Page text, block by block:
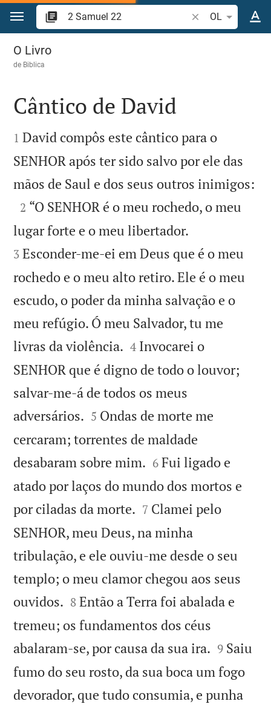
Ir para o conteúdo
Pesquise
OL
2 Samuel 22
O Livro
de Biblica

Cântico de David

1 David compôs este cântico para o
SENHOR após ter sido salvo por ele das
mãos de Saul e dos seus outros inimigos:

2 “O SENHOR é o meu rochedo, o meu
lugar forte e o meu libertador.
3 Esconder-me-ei em Deus que é o meu
rochedo e o meu alto retiro. Ele é o meu
escudo, o poder da minha salvação e o
meu refúgio. Ó meu Salvador, tu me
livras da violência. 

4 Invocarei o
SENHOR que é digno de todo o louvor;
salvar-me-á de todos os meus
adversários. 

5 Ondas de morte me
cercaram; torrentes de maldade
desabaram sobre mim. 

6 Fui ligado e
atado por laços do mundo dos mortos e
por ciladas da morte. 

7 Clamei pelo
SENHOR, meu Deus, na minha
tribulação, e ele ouviu-me desde o seu
templo; o meu clamor chegou aos seus
ouvidos. 

8 Então a Terra foi abalada e
tremeu; os fundamentos dos céus
abalaram-se, por causa da sua ira. 

9 Saiu
fumo do seu rosto, da sua boca um fogo
devorador, que tudo consumia, e punha